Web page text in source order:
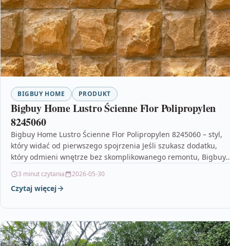
BIGBUY HOME PRODUKT
Bigbuy Home Lustro Ścienne Flor Polipropylen
8245060
Bigbuy Home Lustro Ścienne Flor Polipropylen 8245060 – styl,
który widać od pierwszego spojrzenia Jeśli szukasz dodatku,
który odmieni wnętrze bez skomplikowanego remontu,
3 minut czytania 2026-05-30
Czytaj więcej